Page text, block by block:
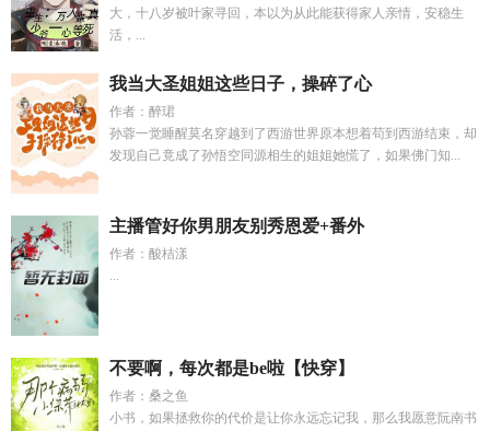
大，十八岁被叶家寻回，本以为从此能获得家人亲情，安稳生
活，...
我当大圣姐姐这些日子，操碎了心
作者：醉珺
孙蓉一觉睡醒莫名穿越到了西游世界原本想着苟到西游结束，却
发现自己竟成了孙悟空同源相生的姐姐她慌了，如果佛门知...
主播管好你男朋友别秀恩爱+番外
作者：酸桔漾
...
不要啊，每次都是be啦【快穿】
作者：桑之鱼
小书，如果拯救你的代价是让你永远忘记我，那么我愿意阮南书